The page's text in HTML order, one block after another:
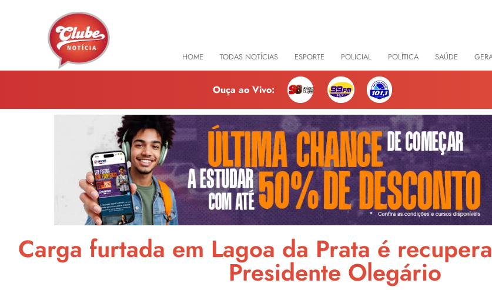
HOME TODAS NOTÍCIAS ESPORTE POLICIAL POLÍTICA SAÚDE
Ouça ao Vivo:
Carga furtada em Lagoa da Prata é
Presidente Olegário